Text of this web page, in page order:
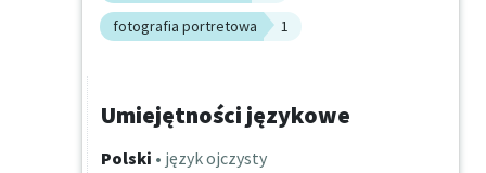
fotografia portretowa
1
Umiejętności językowe
Polski • język ojczysty